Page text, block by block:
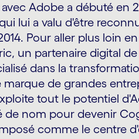
Adobe a débuté en
lui a valu d'être
Pour aller plus loin en
un partenaire digital
dans la
de grandes
tout le potentiel
de nom pour devenir
comme le centre